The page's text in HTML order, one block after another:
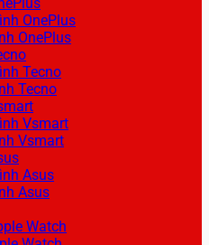
OnePlus
OnePlus
Tecno
Tecno
Vsmart
Vsmart
Asus
Asus
Watch